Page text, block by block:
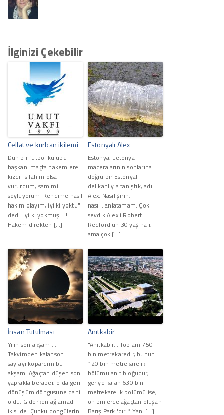
İlginizi Çekebilir
Cellat ve kurban ikilemi
Dün bir futbol kulübü
başkanı maçta hakemlere
kızdı "silahım olsa
vururdum, samimi
söylüyorum. Kendime nasıl
hakim olayım, iyi ki yoktu"
dedi. İyi ki yokmuş....!
Hakem direkten […]
Estonyalı Alex
Estonya, Letonya
maceralarının sonlarına
doğru bir Estonyalı
delikanlıyla tanıştık, adı
Alex. Nasıl şirin,
nasıl...anlatamam. Çok
sevdik Alex'i Robert
Redford'un 30 yaş hali,
ama çok […]
İnsan Tutulması
Yılın son akşamı…
Takvimden kalanson
sayfayı kopardım bu
akşam. Ağaçtan düşen son
yaprakla beraber, o da geri
dönüşüm döngüsüne dahil
oldu. Giderken ağlamadı
ikisi de. Çünkü döngülerini
Anıtkabir
"Anıtkabir… Toplam 750
bin metrekaredir, bunun
120 bin metrekarelik
bölümü anıt bloğudur,
geriye kalan 630 bin
metrekarelik bölümü ise,
on binlerce ağaçtan oluşan
Barış Parkı'dır. * Yani […]